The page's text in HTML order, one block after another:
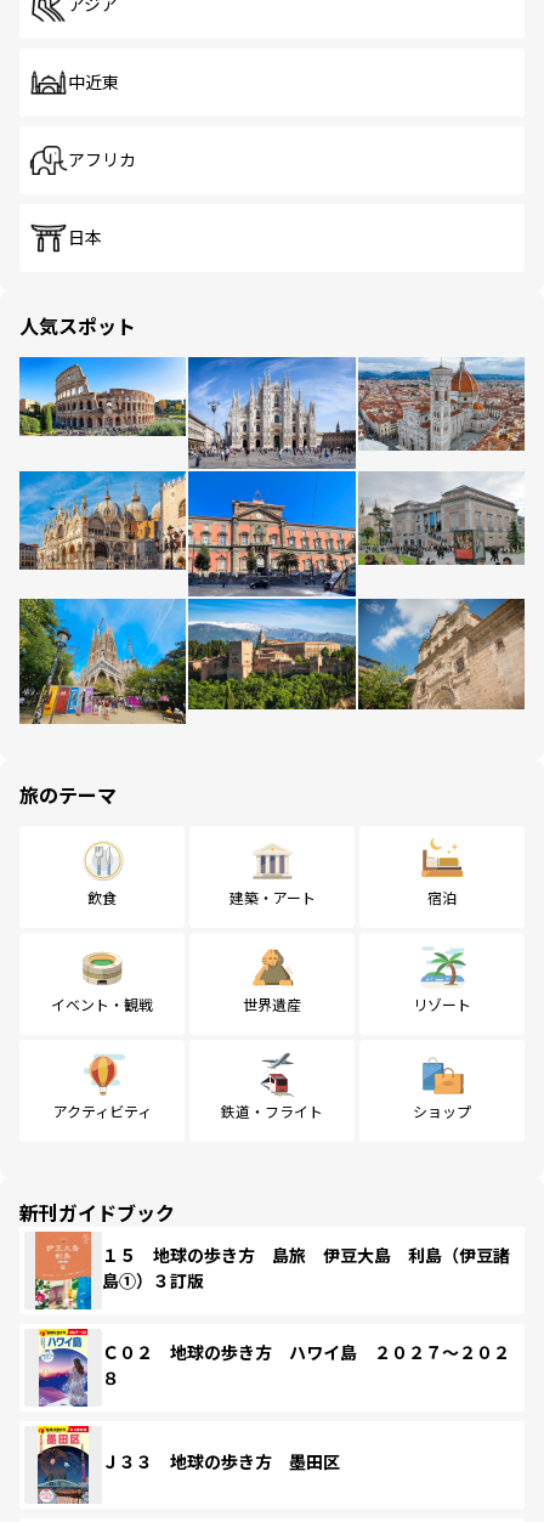
アジア
中近東
アフリカ
日本
人気スポット
旅のテーマ
飲食 建築・アート 宿泊
イベント・観戦 世界遺産 リゾート
アクティビティ 鉄道・フライト ショップ
新刊ガイドブック
１５ 地球の歩き方 島旅 伊豆大島 利島（伊豆諸
島①）３訂版
Ｃ０２ 地球の歩き方 ハワイ島 ２０２７～２０２
８
Ｊ３３ 地球の歩き方 墨田区